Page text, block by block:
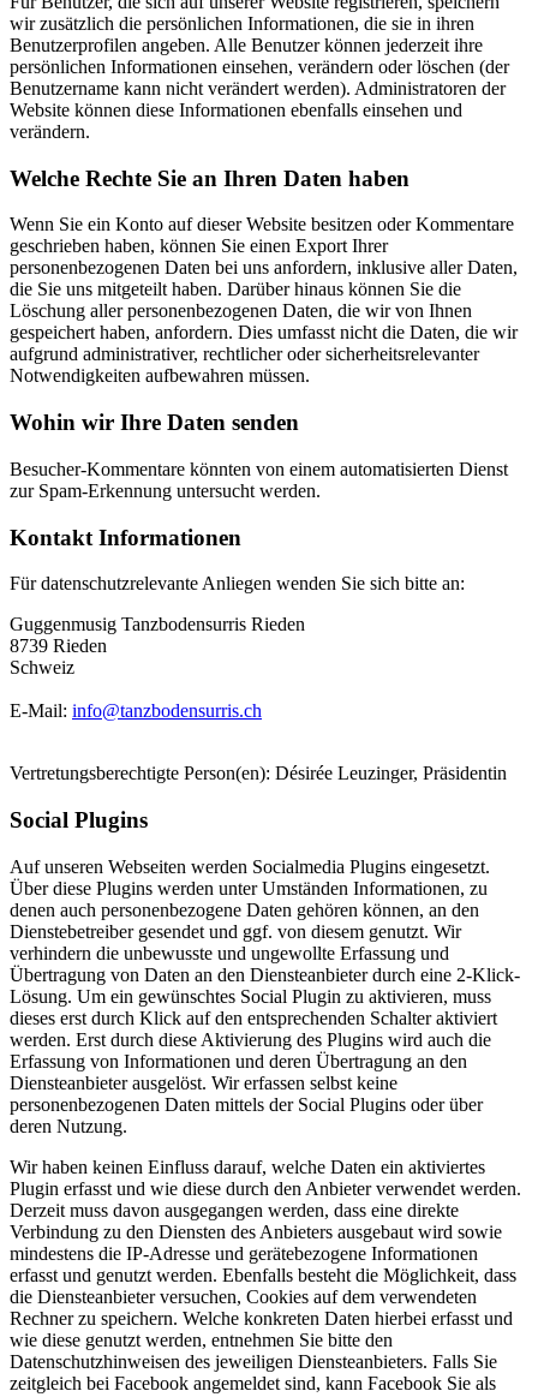
wir zusätzlich die persönlichen Informationen, die sie in ihren
Benutzerprofilen angeben. Alle Benutzer können jederzeit ihre
persönlichen Informationen einsehen, verändern oder löschen (der
Benutzername kann nicht verändert werden). Administratoren der
Website können diese Informationen ebenfalls einsehen und
verändern.
Welche Rechte Sie an Ihren Daten haben
Wenn Sie ein Konto auf dieser Website besitzen oder Kommentare
geschrieben haben, können Sie einen Export Ihrer
personenbezogenen Daten bei uns anfordern, inklusive aller Daten,
die Sie uns mitgeteilt haben. Darüber hinaus können Sie die
Löschung aller personenbezogenen Daten, die wir von Ihnen
gespeichert haben, anfordern. Dies umfasst nicht die Daten, die wir
aufgrund administrativer, rechtlicher oder sicherheitsrelevanter
Notwendigkeiten aufbewahren müssen.
Wohin wir Ihre Daten senden
Besucher-Kommentare könnten von einem automatisierten Dienst
zur Spam-Erkennung untersucht werden.
Kontakt Informationen
Für datenschutzrelevante Anliegen wenden Sie sich bitte an:
Guggenmusig Tanzbodensurris Rieden
8739 Rieden
Schweiz
E-Mail: info@tanzbodensurris.ch
Vertretungsberechtigte Person(en): Désirée Leuzinger, Präsidentin
Social Plugins
Auf unseren Webseiten werden Socialmedia Plugins eingesetzt.
Über diese Plugins werden unter Umständen Informationen, zu
denen auch personenbezogene Daten gehören können, an den
Dienstebetreiber gesendet und ggf. von diesem genutzt. Wir
verhindern die unbewusste und ungewollte Erfassung und
Übertragung von Daten an den Diensteanbieter durch eine 2-Klick-
Lösung. Um ein gewünschtes Social Plugin zu aktivieren, muss
dieses erst durch Klick auf den entsprechenden Schalter aktiviert
werden. Erst durch diese Aktivierung des Plugins wird auch die
Erfassung von Informationen und deren Übertragung an den
Diensteanbieter ausgelöst. Wir erfassen selbst keine
personenbezogenen Daten mittels der Social Plugins oder über
deren Nutzung.
Wir haben keinen Einfluss darauf, welche Daten ein aktiviertes
Plugin erfasst und wie diese durch den Anbieter verwendet werden.
Derzeit muss davon ausgegangen werden, dass eine direkte
Verbindung zu den Diensten des Anbieters ausgebaut wird sowie
mindestens die IP-Adresse und gerätebezogene Informationen
erfasst und genutzt werden. Ebenfalls besteht die Möglichkeit, dass
die Diensteanbieter versuchen, Cookies auf dem verwendeten
Rechner zu speichern. Welche konkreten Daten hierbei erfasst und
wie diese genutzt werden, entnehmen Sie bitte den
Datenschutzhinweisen des jeweiligen Diensteanbieters. Falls Sie
zeitgleich bei Facebook angemeldet sind, kann Facebook Sie als